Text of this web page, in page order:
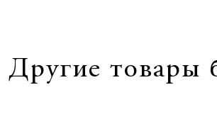
Другие товары